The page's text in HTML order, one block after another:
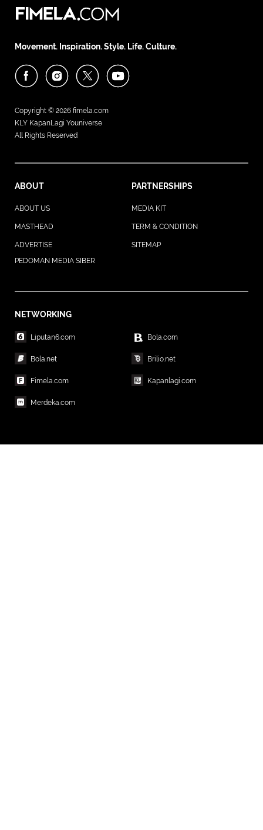
Movement. Inspiration. Style. Life. Culture.
Copyright © 2026 fimela.com
KLY KapanLagi Youniverse
All Rights Reserved
ABOUT PARTNERSHIPS
ABOUT US MEDIA KIT
MASTHEAD TERM & CONDITION
ADVERTISE
SITEMAP
PEDOMAN MEDIA SIBER
NETWORKING
Liputan6.com Bola.com
Bola.net Brilio.net
Fimela.com Kapanlagi.com
Merdeka.com